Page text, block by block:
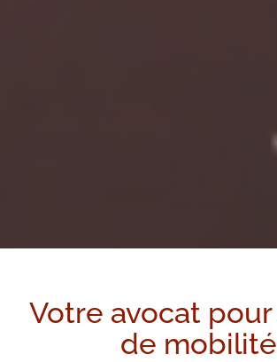
Votre avocat pour
de mobilité